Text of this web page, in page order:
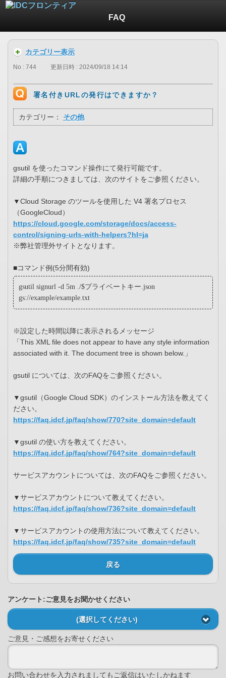
FAQ
カテゴリー表示
No : 744 更新日時 : 2024/09/18 14:14
署名付きURLの発行はできますか？
カテゴリー： その他
gsutil を使ったコマンド操作にて発行可能です。
詳細の手順につきましては、次のサイトをご参照ください。
▼Cloud Storage のツールを使用した V4 署名プロセス
（GoogleCloud）
https://cloud.google.com/storage/docs/access-
control/signing-urls-with-helpers?hl=ja
※弊社管理外サイトとなります。
■コマンド例(5分間有効)
gsutil signurl -d 5m ./$プライベートキー.json
gs://example/example.txt
※設定した時間以降に表示されるメッセージ
「This XML file does not appear to have any style information
associated with it. The document tree is shown below.」
gsutil については、次のFAQをご参照ください。
▼gsutil（Google Cloud SDK）のインストール方法を教えてく
ださい。
https://faq.idcf.jp/faq/show/770?site_domain=default
▼gsutil の使い方を教えてください。
https://faq.idcf.jp/faq/show/764?site_domain=default
サービスアカウントについては、次のFAQをご参照ください。
▼サービスアカウントについて教えてください。
https://faq.idcf.jp/faq/show/736?site_domain=default
▼サービスアカウントの使用方法について教えてください。
https://faq.idcf.jp/faq/show/735?site_domain=default
戻る
アンケート:ご意見をお聞かせください
(選択してください)
ご意見・ご感想をお寄せください
お問い合わせを入力されましてもご返信はいたしかねます